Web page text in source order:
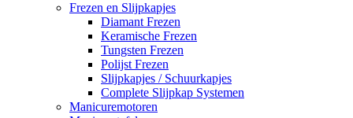
Frezen en Slijpkapjes
Diamant Frezen
Keramische Frezen
Tungsten Frezen
Polijst Frezen
Slijpkapjes / Schuurkapjes
Complete Slijpkap Systemen
Manicuremotoren